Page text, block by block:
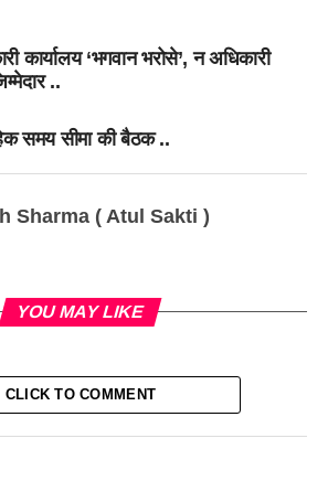
कार्यालय ‘भगवान भरोसे’, न अधिकारी
..
समय सीमा की बैठक ..
Sharma ( Atul Sakti )
YOU MAY LIKE
CLICK TO COMMENT